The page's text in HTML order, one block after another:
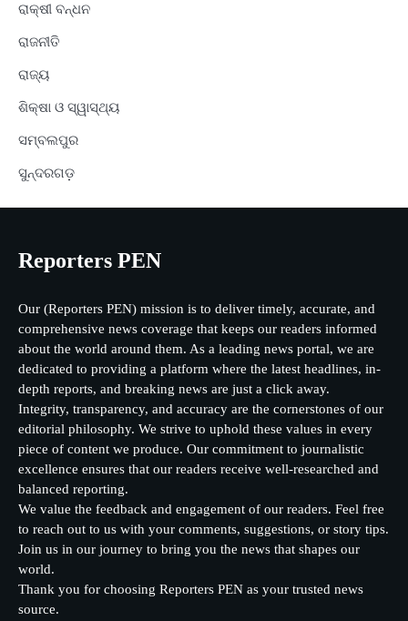
ରାକ୍ଷୀ ବନ୍ଧନ
ରାଜନୀତି
ରାଜ୍ୟ
ଶିକ୍ଷା ଓ ସ୍ୱାସ୍ଥ୍ୟ
ସମ୍ବଲପୁର
ସୁନ୍ଦରଗଡ଼
Reporters PEN
Our (Reporters PEN) mission is to deliver timely, accurate, and
comprehensive news coverage that keeps our readers informed
about the world around them. As a leading news portal, we are
dedicated to providing a platform where the latest headlines, in-
depth reports, and breaking news are just a click away.
Integrity, transparency, and accuracy are the cornerstones of our
editorial philosophy. We strive to uphold these values in every
piece of content we produce. Our commitment to journalistic
excellence ensures that our readers receive well-researched and
balanced reporting.
We value the feedback and engagement of our readers. Feel free
to reach out to us with your comments, suggestions, or story tips.
Join us in our journey to bring you the news that shapes our
world.
Thank you for choosing Reporters PEN as your trusted news
source.